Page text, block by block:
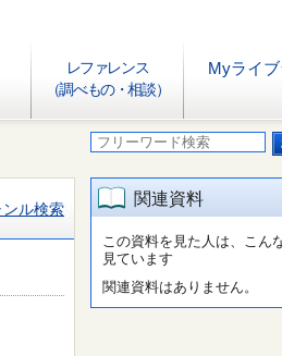
レファレンス
（調べもの・相談）
Myライブ
ンル検索
関連資料
この資料を見た人は、こん
見ています
関連資料はありません。